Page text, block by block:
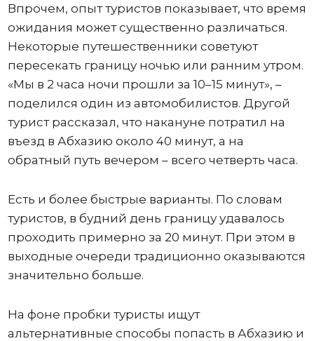
Впрочем, опыт туристов показывает, что время
ожидания может существенно различаться.
Некоторые путешественники советуют
пересекать границу ночью или ранним утром.
«Мы в 2 часа ночи прошли за 10–15 минут», –
поделился один из автомобилистов. Другой
турист рассказал, что накануне потратил на
въезд в Абхазию около 40 минут, а на
обратный путь вечером – всего четверть часа.
Есть и более быстрые варианты. По словам
туристов, в будний день границу удавалось
проходить примерно за 20 минут. При этом в
выходные очереди традиционно оказываются
значительно больше.
На фоне пробки туристы ищут
альтернативные способы попасть в Абхазию и